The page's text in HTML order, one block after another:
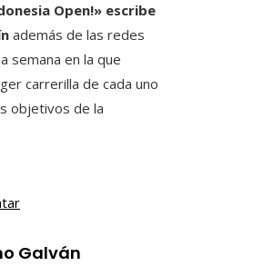
Open!» escribe
además de las redes
semana en la que
carrerilla de cada uno
objetivos de la
Galván